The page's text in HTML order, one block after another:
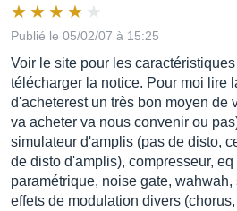
Publié le 05/02/07 à 15:25
Voir le site pour les
télécharger la notice. Pour moi lire
d'acheterest un très bon moyen de
va acheter va nous convenir ou
simulateur d'amplis (pas de disto,
de disto d'amplis), compresseur,
paramétrique, noise gate,
effets de modulation divers